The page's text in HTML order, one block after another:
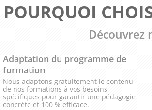
POURQUOI
Découvrez
Adaptation du programme de
formation
Nous adaptons gratuitement le contenu
de nos formations à vos besoins
spécifiques pour garantir une pédagogie
concrète et 100 % efficace.